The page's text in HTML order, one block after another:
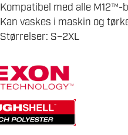
Kompatibel med alle M12™-
Kan vaskes i maskin og
Størrelser: S–2XL